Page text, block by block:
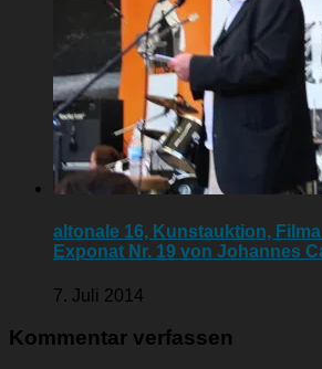
altonale 16, Kunstauktion,
Exponat Nr. 19 von Johannes
7. Juli 2014
Kommentar verfassen